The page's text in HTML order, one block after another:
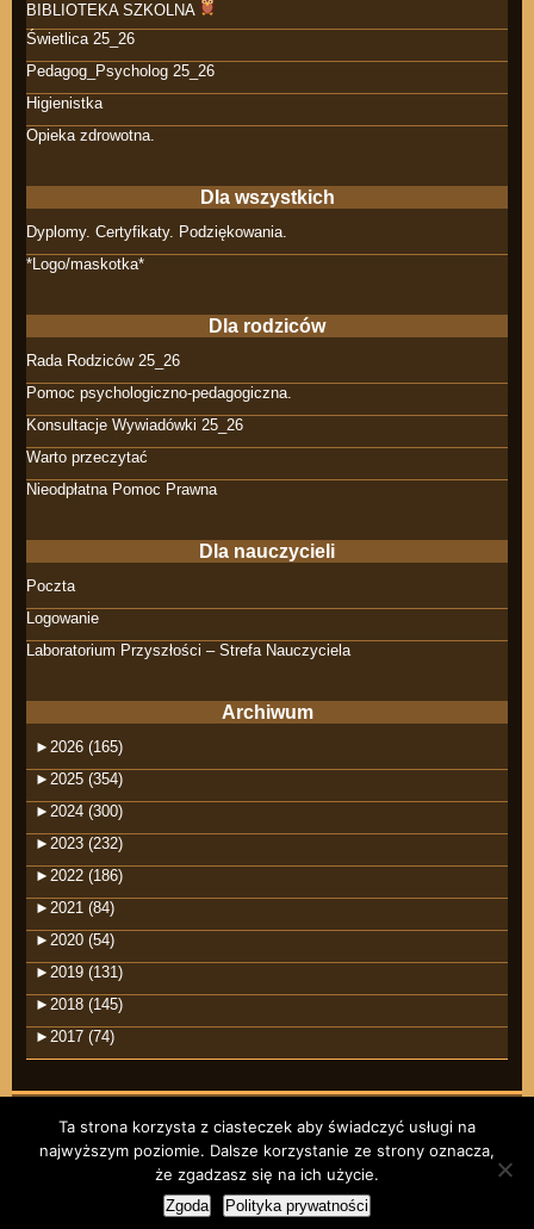
BIBLIOTEKA SZKOLNA
Świetlica 25_26
Pedagog_Psycholog 25_26
Higienistka
Opieka zdrowotna.
Dla wszystkich
Dyplomy. Certyfikaty. Podziękowania.
*Logo/maskotka*
Dla rodziców
Rada Rodziców 25_26
Pomoc psychologiczno-pedagogiczna.
Konsultacje Wywiadówki 25_26
Warto przeczytać
Nieodpłatna Pomoc Prawna
Dla nauczycieli
Poczta
Logowanie
Laboratorium Przyszłości – Strefa Nauczyciela
Archiwum
► 2026 (165)
► 2025 (354)
► 2024 (300)
► 2023 (232)
► 2022 (186)
► 2021 (84)
► 2020 (54)
► 2019 (131)
► 2018 (145)
► 2017 (74)
©2026 raindrops
Wpisy RSS
Komentarze RSS
Motyw Raindrops
RODO
Ta strona korzysta z ciasteczek aby świadczyć usługi na
najwyższym poziomie. Dalsze korzystanie ze strony oznacza,
że zgadzasz się na ich użycie.
Zgoda Polityka prywatności